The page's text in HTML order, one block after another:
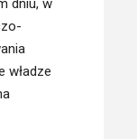
dniu, w
władze